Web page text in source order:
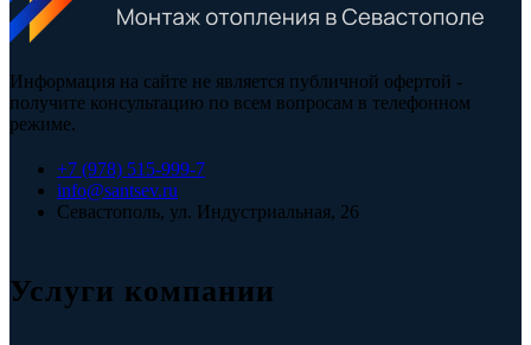
Информация на сайте не является публичной офертой -
получите консультацию по всем вопросам в телефонном
режиме.
+7 (978) 515-999-7
info@santsev.ru
Севастополь, ул. Индустриальная, 26
Услуги компании